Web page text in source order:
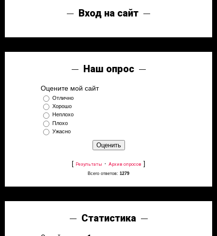
Вход на сайт
Наш опрос
Оцените мой сайт
Отлично
Хорошо
Неплохо
Плохо
Ужасно
[ Результаты · Архив опросов ]
Всего ответов: 1279
Статистика